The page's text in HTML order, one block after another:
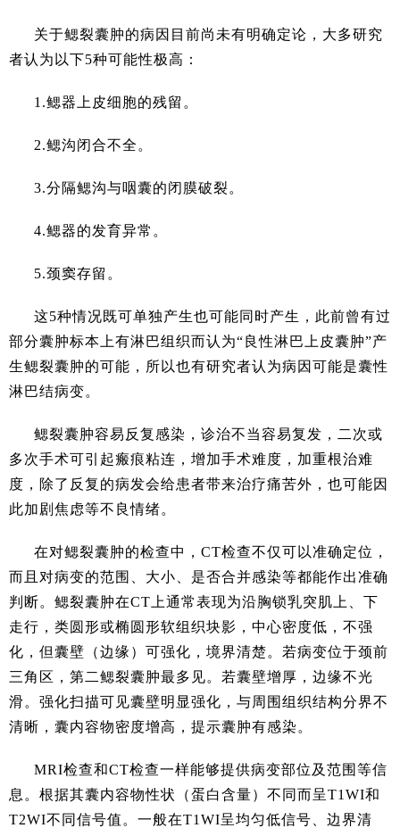
关于鳃裂囊肿的病因目前尚未有明确定论，大多研究
者认为以下5种可能性极高：
1.鳃器上皮细胞的残留。
2.鳃沟闭合不全。
3.分隔鳃沟与咽囊的闭膜破裂。
4.鳃器的发育异常。
5.颈窦存留。
这5种情况既可单独产生也可能同时产生，此前曾有过
部分囊肿标本上有淋巴组织而认为“良性淋巴上皮囊肿”产
生鳃裂囊肿的可能，所以也有研究者认为病因可能是囊性
淋巴结病变。
鳃裂囊肿容易反复感染，诊治不当容易复发，二次或
多次手术可引起瘢痕粘连，增加手术难度，加重根治难
度，除了反复的病发会给患者带来治疗痛苦外，也可能因
此加剧焦虑等不良情绪。
在对鳃裂囊肿的检查中，CT检查不仅可以准确定位，
而且对病变的范围、大小、是否合并感染等都能作出准确
判断。鳃裂囊肿在CT上通常表现为沿胸锁乳突肌上、下
走行，类圆形或椭圆形软组织块影，中心密度低，不强
化，但囊壁（边缘）可强化，境界清楚。若病变位于颈前
三角区，第二鳃裂囊肿最多见。若囊壁增厚，边缘不光
滑。强化扫描可见囊壁明显强化，与周围组织结构分界不
清晰，囊内容物密度增高，提示囊肿有感染。
MRI检查和CT检查一样能够提供病变部位及范围等信
息。根据其囊内容物性状（蛋白含量）不同而呈T1WI和
T2WI不同信号值。一般在T1WI呈均匀低信号、边界清